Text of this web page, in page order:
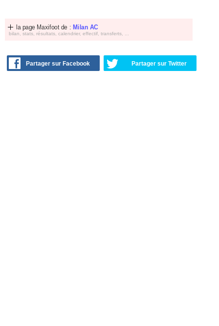
la page Maxifoot de : Milan AC
bilan, stats, résultats, calendrier, effectif, transferts, ...
Partager sur Facebook Partager sur Twitter